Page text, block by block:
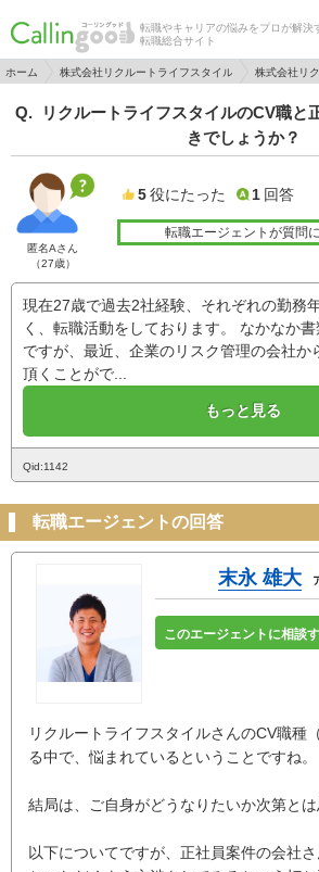
転職やキャリアの悩みをプロが解決
転職総合サイト
ホーム 株式会社リクルートライフスタイル 株式会社リ
リクルートライフスタイルのCV職と
きでしょうか？
匿名Aさん
（27歳）
5 役にたった 1 回答
転職エージェントが質問
現在27歳で過去2社経験、それぞれの勤務
く、転職活動をしております。 なかなか
ですが、最近、企業のリスク管理の会社か
頂くことがで...
もっと見る
Qid:1142
転職エージェントの回答
末永 雄大
このエージェントに相談
リクルートライフスタイルさんのCV職種
る中で、悩まれているということですね。
結局は、ご自身がどうなりたいか次第とは
以下についてですが、正社員案件の会社